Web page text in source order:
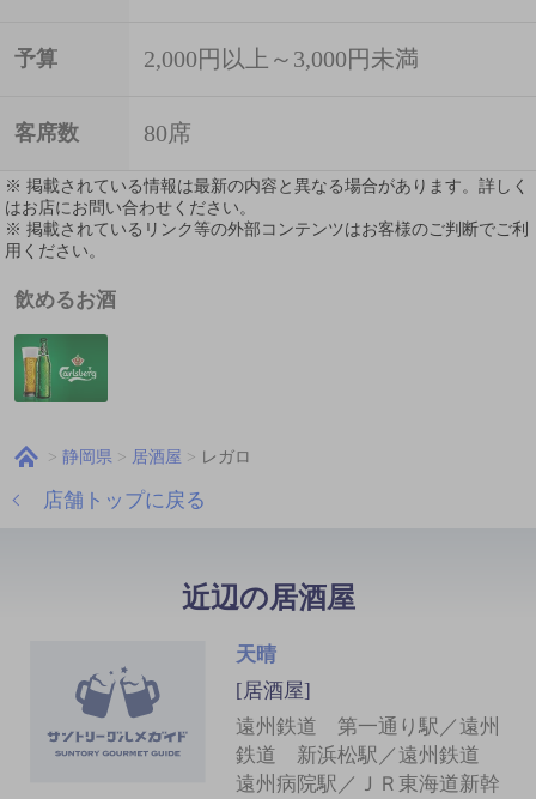
予算 2,000円以上～3,000円未満
客席数 80席
※ 掲載されている情報は最新の内容と異なる場合があります。詳しく
はお店にお問い合わせください。
※ 掲載されているリンク等の外部コンテンツはお客様のご判断でご利
用ください。
飲めるお酒
静岡県 居酒屋 レガロ
店舗トップに戻る
近辺の居酒屋
天晴
[居酒屋]
遠州鉄道 第一通り駅／遠州
鉄道 新浜松駅／遠州鉄道
遠州病院駅／ＪＲ東海道新幹